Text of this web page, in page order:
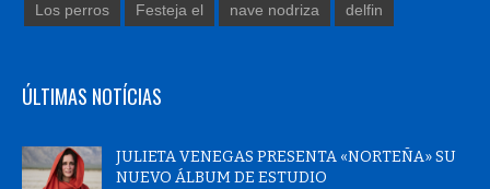
Los perros Festeja el nave nodriza delfin
ÚLTIMAS NOTÍCIAS
JULIETA VENEGAS PRESENTA «NORTEÑA» SU
NUEVO ÁLBUM DE ESTUDIO